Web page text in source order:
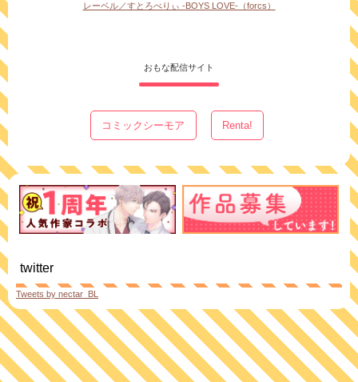
レーベル／すとろべりぃ -BOYS LOVE-（forcs）
おもな配信サイト
コミックシーモア Renta!
twitter
Tweets by nectar_BL